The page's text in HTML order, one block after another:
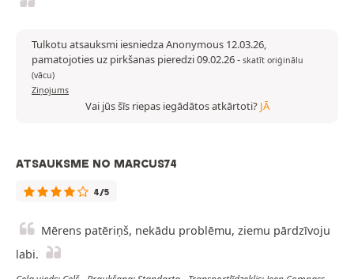
Tulkotu atsauksmi iesniedza Anonymous 12.03.26,
pamatojoties uz pirkšanas pieredzi 09.02.26- skatīt oriģinālu
(vācu)
Ziņojums
Vai jūs šīs riepas iegādātos atkārtoti? JĀ
ATSAUKSME NO MARCUS74
4/5
Mērens patēriņš, nekādu problēmu, ziemu pārdzīvoju
labi.